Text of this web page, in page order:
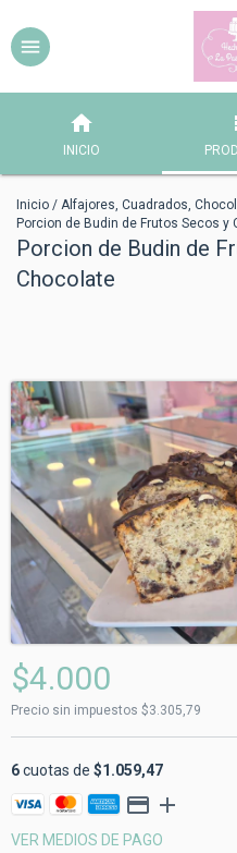
INICIO
Inicio / Alfajores, Cuadrados,
Porcion de Budin de Frutos Secos y
Porcion de Budin de
Chocolate
$4.000
Precio sin impuestos $3.305,79
6cuotas de $1.059,47
VER MEDIOS DE PAGO